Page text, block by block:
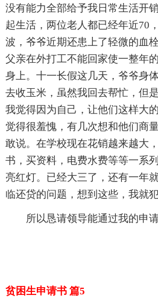
没有能力全部给予我日常生活开
起生活，两位老人都已经年近70
波，爷爷近期还患上了轻微的血
父亲在外打工不能回家使一整年
身上。十一长假这几天，爷爷身
去收玉米，虽然我回去帮忙，但
我觉得因为自己，让他们这样大
觉得很羞愧，有几次想和他们商
敢说。在学校现在花销越来越大
书，买资料，电费水费等等一系
亮红灯。已经大三了，还有一年
临还贷的问题，想到这些，我就犯
所以恳请领导能通过我的申
贫困生申请书 篇5